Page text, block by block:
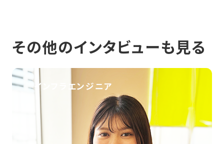
その他のインタビューも見る
インフラエンジニア